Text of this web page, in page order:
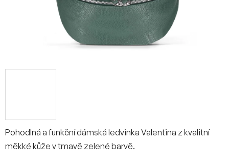
Pohodlná a funkční dámská ledvinka Valentina z kvalitní
měkké kůže v tmavě zelené barvě.